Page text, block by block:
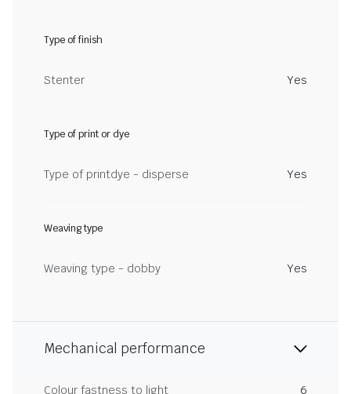
Type of finish
Stenter Yes
Type of print or dye
Type of printdye - disperse Yes
Weaving type
Weaving type - dobby Yes
Mechanical performance
Colour fastness to light 6